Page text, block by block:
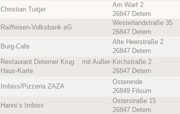
Christian Tuitjer
Am Warf 2
26847 Detern
Raiffeisen-Volksbank eG
Westerlandstraße 35
26847 Detern
Burg-Cafe
Alte Heerstraße 2
26847 Detern
Restaurant Deterner Krug mit Außer-
Haus-Karte
Kirchstraße 2
26847 Detern
Imbiss/Pizzeria ZAZA
Osterende
26849 Filsum
Hanni`s Imbiss
Osterstraße 15
26847 Detern